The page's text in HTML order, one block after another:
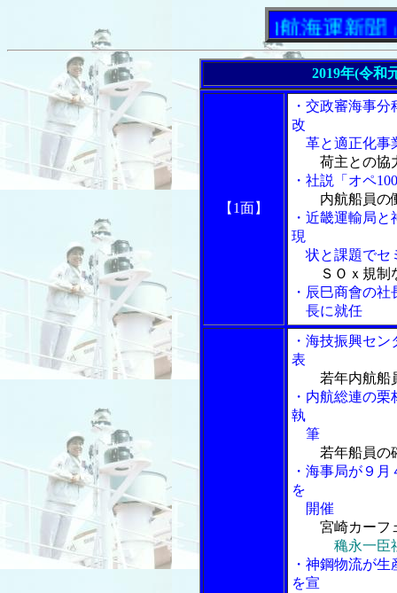
「内航海運新聞」ニ
2019年(令和
【1面】
・交政審海事
改
革と適正化事
荷主との協
・社説「オペ
内航船員の
・近畿運輸局
現
状と課題でセ
ＳＯｘ規制
・辰巳商會の
長に就任
・海技振興セ
表
若年内航船
・内航総連の
執
筆
若年船員の
・海事局が９
を
開催
宮崎カーフ
穐永一臣
・神鋼物流が
を宣